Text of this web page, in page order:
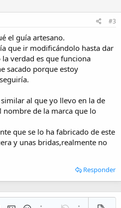
#3
el guía artesano.
que ir modificándolo hasta dar
verdad es que funciona
sacado porque estoy
al que yo llevo en la de
de la marca que lo
que se lo ha fabricado de este
y unas bridas,realmente no
Responder